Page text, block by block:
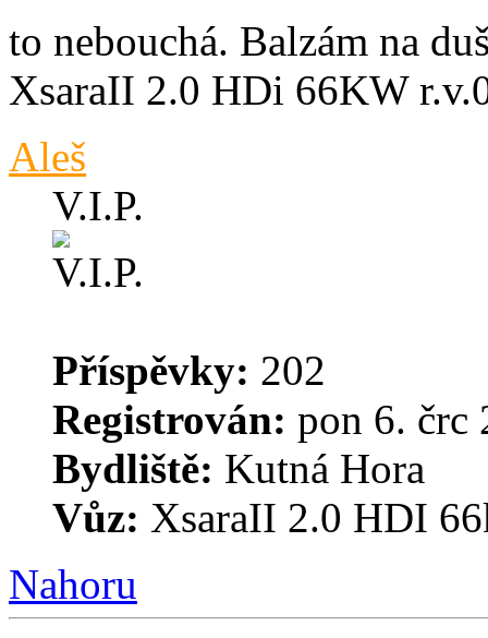
to nebouchá. Balzám na
XsaraII 2.0 HDi 66KW
Aleš
V.I.P.
Příspěvky: 202
Registrován: pon 6. črc
Bydliště: Kutná Hora
Vůz: XsaraII 2.0 HDI
Nahoru